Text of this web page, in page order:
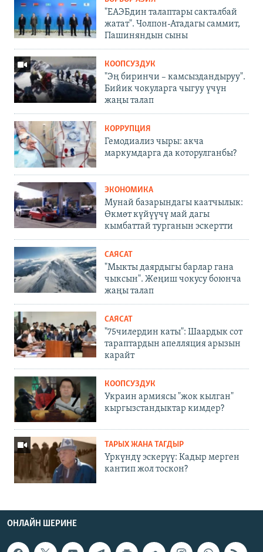
"ЕАЭБдин талаптары сакталбай
жатат". Чолпон-Атадагы саммит,
Пашиняндын сыны
КООПСУЗДУК
"Эң биринчи – камсыздандыруу".
Бийик чокуларга чыгуу үчүн
жаңы талап
КОРРУПЦИЯ
Гемодиализ чыры: акча
маркумдарга да которулганбы?
ЭКОНОМИКА
Мунай базарындагы каатчылык:
Өкмөт күйүүчү май дагы
кымбаттай турганын эскертти
САЯСАТ
"Мыкты даярдыгы барлар гана
чыксын". Жеңиш чокусу боюнча
жаңы талап
САЯСАТ
"75чилердин каты": Шаардык сот
тараптардын апелляция арызын
карайт
КООПСУЗДУК
Украин армиясы "жок кылган"
кыргызстандыктар кимдер?
ТАРЫХ ЖАНА ТАГДЫР
Үркүндү эскерүү: Кадыр мерген
кантип жол тоскон?
ОНЛАЙН ШЕРИНЕ